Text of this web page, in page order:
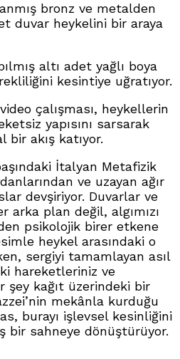
bronz ve metalden
duvar heykelini bir araya
altı adet yağlı boya
kesintiye uğratıyor.
çalışması, heykellerin
yapısını sarsarak
bir akış katıyor.
İtalyan Metafizik
ve uzayan ağır
devşiriyor. Duvarlar ve
arka plan değil, algımızı
psikolojik birer etkene
heykel arasındaki o
sergiyi tamamlayan asıl
hareketleriniz ve
şey kağıt üzerindeki bir
mekânla kurduğu
burayı işlevsel kesinliğini
bir sahneye dönüştürüyor.